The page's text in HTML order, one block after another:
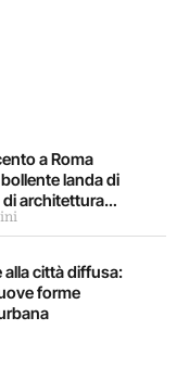
a Roma
landa di
architettura
alla città diffusa:
forme